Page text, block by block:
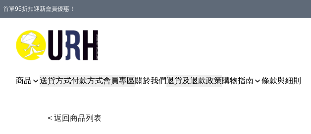
首單95折扣迎新會員優惠！
商品 送貨方式付款方式會員專區關於我們退貨及退款政策購物指南 條款與細則
< 返回商品列表